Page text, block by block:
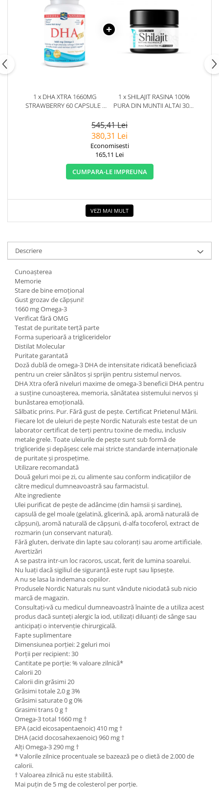
1 x DHA XTRA 1660MG
STRAWBERRY 60 CAPSULE -
1 x SHILAJIT RASINA 100%
PURA DIN MUNTII ALTAI 30G.
545,41 Lei
380,31 Lei
Economisesti
165,11 Lei
CUMPARA-LE IMPREUNA
VEZI MAI MULT
Descriere
Cunoașterea
Memorie
Stare de bine emoțional
Gust grozav de căpșuni!
1660 mg Omega-3
Verificat fără OMG
Testat de puritate terță parte
Forma superioară a trigliceridelor
Distilat Molecular
Puritate garantată
Doză dublă de omega-3 DHA de intensitate ridicată beneficiază
pentru un creier sănătos și sprijin pentru sistemul nervos.
DHA Xtra oferă niveluri maxime de omega-3 beneficii DHA pentru
a susține cunoașterea, memoria, sănătatea sistemului nervos și
bunăstarea emoțională.
Sălbatic prins. Pur. Fără gust de pește. Certificat Prietenul Mării.
Fiecare lot de uleiuri de pește Nordic Naturals este testat de un
laborator certificat de terți pentru toxine de mediu, inclusiv
metale grele. Toate uleiurile de pește sunt sub formă de
trigliceride și depășesc cele mai stricte standarde internaționale
de puritate și prospețime.
Utilizare recomandată
Două geluri moi pe zi, cu alimente sau conform indicațiilor de
către medicul dumneavoastră sau farmacistul.
Alte ingrediente
Ulei purificat de pește de adâncime (din hamsii și sardine),
capsulă de gel moale (gelatină, glicerină, apă, aromă naturală de
căpșuni), aromă naturală de căpșuni, d-alfa tocoferol, extract de
rozmarin (un conservant natural).
Fără gluten, derivate din lapte sau coloranți sau arome artificiale.
Avertizări
A se pastra intr-un loc racoros, uscat, ferit de lumina soarelui.
Nu luați dacă sigiliul de siguranță este rupt sau lipsește.
A nu se lasa la indemana copiilor.
Produsele Nordic Naturals nu sunt vândute niciodată sub nicio
marcă de magazin.
Consultați-vă cu medicul dumneavoastră înainte de a utiliza acest
produs dacă sunteți alergic la iod, utilizați diluanți de sânge sau
anticipați o intervenție chirurgicală.
Fapte suplimentare
Dimensiunea porției: 2 geluri moi
Porții per recipient: 30
Cantitate pe porție: % valoare zilnică*
Calorii 20
Calorii din grăsimi 20
Grăsimi totale 2,0 g 3%
Grăsimi saturate 0 g 0%
Grasimi trans 0 g †
Omega-3 total 1660 mg †
EPA (acid eicosapentaenoic) 410 mg †
DHA (acid docosahexaenoic) 960 mg †
Alți Omega-3 290 mg †
* Valorile zilnice procentuale se bazează pe o dietă de 2.000 de
calorii.
† Valoarea zilnică nu este stabilită.
Mai puțin de 5 mg de colesterol per porție.